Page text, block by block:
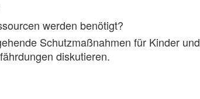
werden benötigt?
Schutzmaßnahmen für Kinder und
diskutieren.